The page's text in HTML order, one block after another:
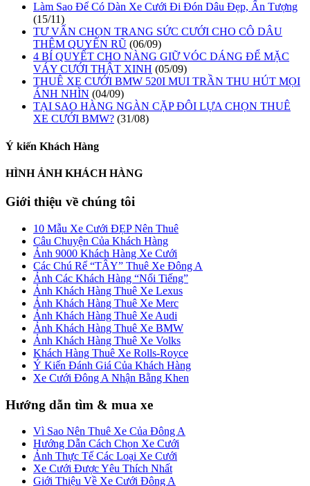
Làm Sao Để Có Dàn Xe Cưới Đi Đón Dâu Đẹp, Ấn Tượng
(15/11)
TƯ VẤN CHỌN TRANG SỨC CƯỚI CHO CÔ DÂU
THÊM QUYẾN RŨ (06/09)
4 BÍ QUYẾT CHO NÀNG GIỮ VÓC DÁNG ĐỂ MẶC
VÁY CƯỚI THẬT XINH (05/09)
THUÊ XE CƯỚI BMW 520I MUI TRẦN THU HÚT MỌI
ÁNH NHÌN (04/09)
TẠI SAO HÀNG NGÀN CẶP ĐÔI LỰA CHỌN THUÊ
XE CƯỚI BMW? (31/08)
Ý kiến Khách Hàng
HÌNH ẢNH KHÁCH HÀNG
Giới thiệu về chúng tôi
10 Mẫu Xe Cưới ĐẸP Nên Thuê
Câu Chuyện Của Khách Hàng
Ảnh 9000 Khách Hàng Xe Cưới
Các Chú Rể “TÂY” Thuê Xe Đông A
Ảnh Các Khách Hàng “Nổi Tiếng”
Ảnh Khách Hàng Thuê Xe Lexus
Ảnh Khách Hàng Thuê Xe Merc
Ảnh Khách Hàng Thuê Xe Audi
Ảnh Khách Hàng Thuê Xe BMW
Ảnh Khách Hàng Thuê Xe Volks
Khách Hàng Thuê Xe Rolls-Royce
Ý Kiến Đánh Giá Của Khách Hàng
Xe Cưới Đông A Nhận Bằng Khen
Hướng dẫn tìm & mua xe
Vì Sao Nên Thuê Xe Của Đông A
Hướng Dẫn Cách Chọn Xe Cưới
Ảnh Thực Tế Các Loại Xe Cưới
Xe Cưới Được Yêu Thích Nhất
Giới Thiệu Về Xe Cưới Đông A